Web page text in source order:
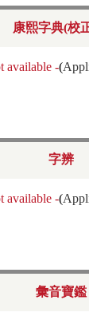
康熙字典(校
available -(
字辨
available -(
彙音寶鑑